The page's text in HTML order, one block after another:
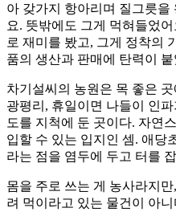
아 갖가지 항아리며 질그릇을
요. 뜻밖에도 그게 먹혀들었
로 재미를 봤고, 그게 정착의
품의 생산과 판매에 탄력이 붙
차기설씨의 농원은 목 좋은
광평리, 휴일이면 나들이 인
도를 지척에 둔 곳이다. 자연
입할 수 있는 입지인 셈. 애당
라는 점을 염두에 두고 터를
몸을 주로 쓰는 게 농사라지
려 먹이라고 있는 물건이 아